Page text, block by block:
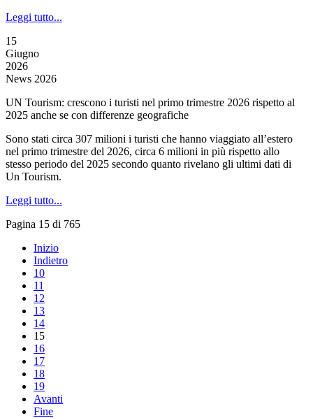
Leggi tutto...
15
Giugno
2026
News 2026
UN Tourism: crescono i turisti nel primo trimestre 2026 rispetto al
2025 anche se con differenze geografiche
Sono stati circa 307 milioni i turisti che hanno viaggiato all’estero
nel primo trimestre del 2026, circa 6 milioni in più rispetto allo
stesso periodo del 2025 secondo quanto rivelano gli ultimi dati di
Un Tourism.
Leggi tutto...
Pagina 15 di 765
Inizio
Indietro
10
11
12
13
14
15
16
17
18
19
Avanti
Fine